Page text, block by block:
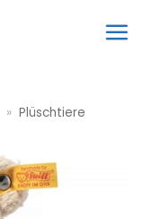
» Plüschtiere